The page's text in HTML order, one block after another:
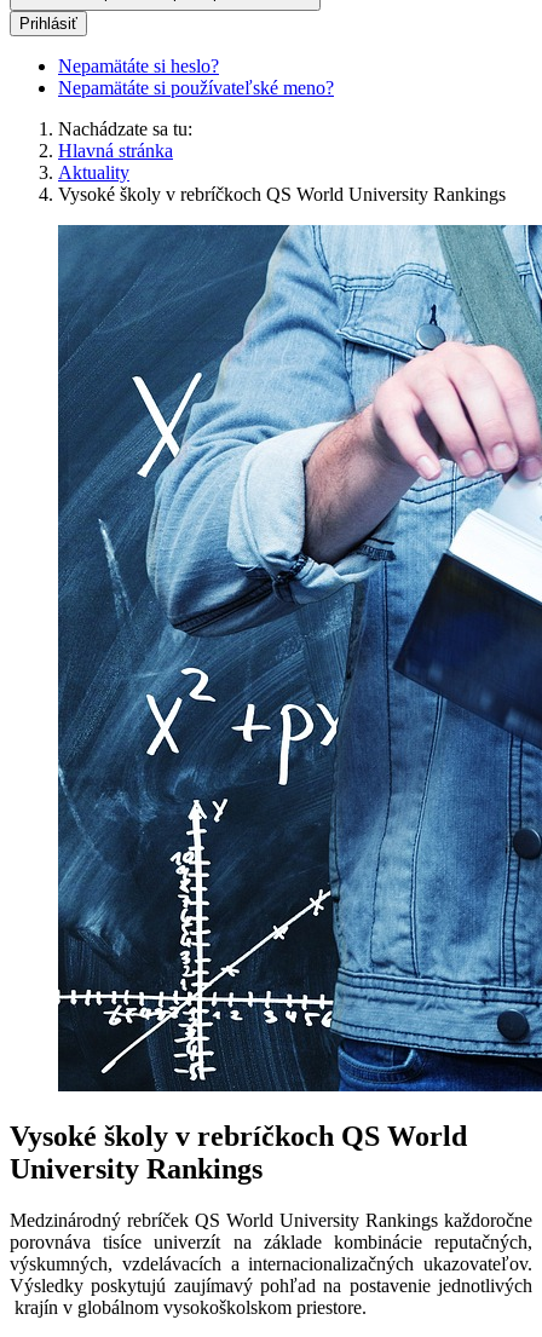
Prihlásiť
Nepamätáte si heslo?
Nepamätáte si používateľské meno?
Nachádzate sa tu:
Hlavná stránka
Aktuality
Vysoké školy v rebríčkoch QS World University Rankings
Vysoké školy v rebríčkoch QS World
University Rankings
Medzinárodný rebríček QS World University Rankings každoročne
porovnáva tisíce univerzít na základe kombinácie reputačných,
výskumných, vzdelávacích a internacionalizačných ukazovateľov.
Výsledky poskytujú zaujímavý pohľad na postavenie jednotlivých
krajín v globálnom vysokoškolskom priestore.